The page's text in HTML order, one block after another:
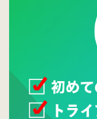
ら。
ウ